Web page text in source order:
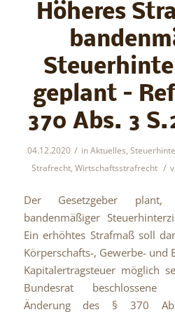
Höheres
geplant –
370 Abs. 3
04.12.2020 / inAktuelles,
Strafrecht, Wirtschaftsstrafrecht /
Der Gesetzgeber
bandenmäßiger
Ein erhöhtes Strafmaß soll
Körperschafts-, Gewerbe- und
Kapitalertragsteuer möglich
Bundesrat beschlossene
Änderung des § 370